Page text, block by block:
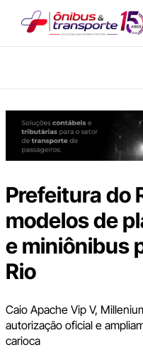
Prefeitura do
modelos de
e miniônibus
Rio
Caio Apache Vip V,
autorização oficial e
carioca